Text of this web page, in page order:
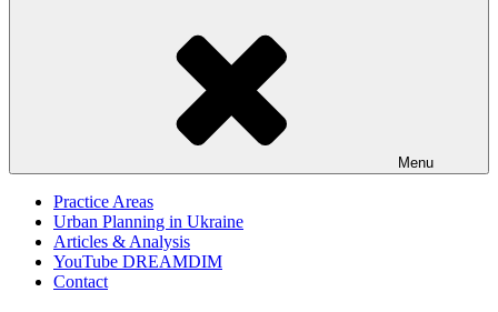
Menu
Practice Areas
Urban Planning in Ukraine
Articles & Analysis
YouTube DREAMDIM
Contact